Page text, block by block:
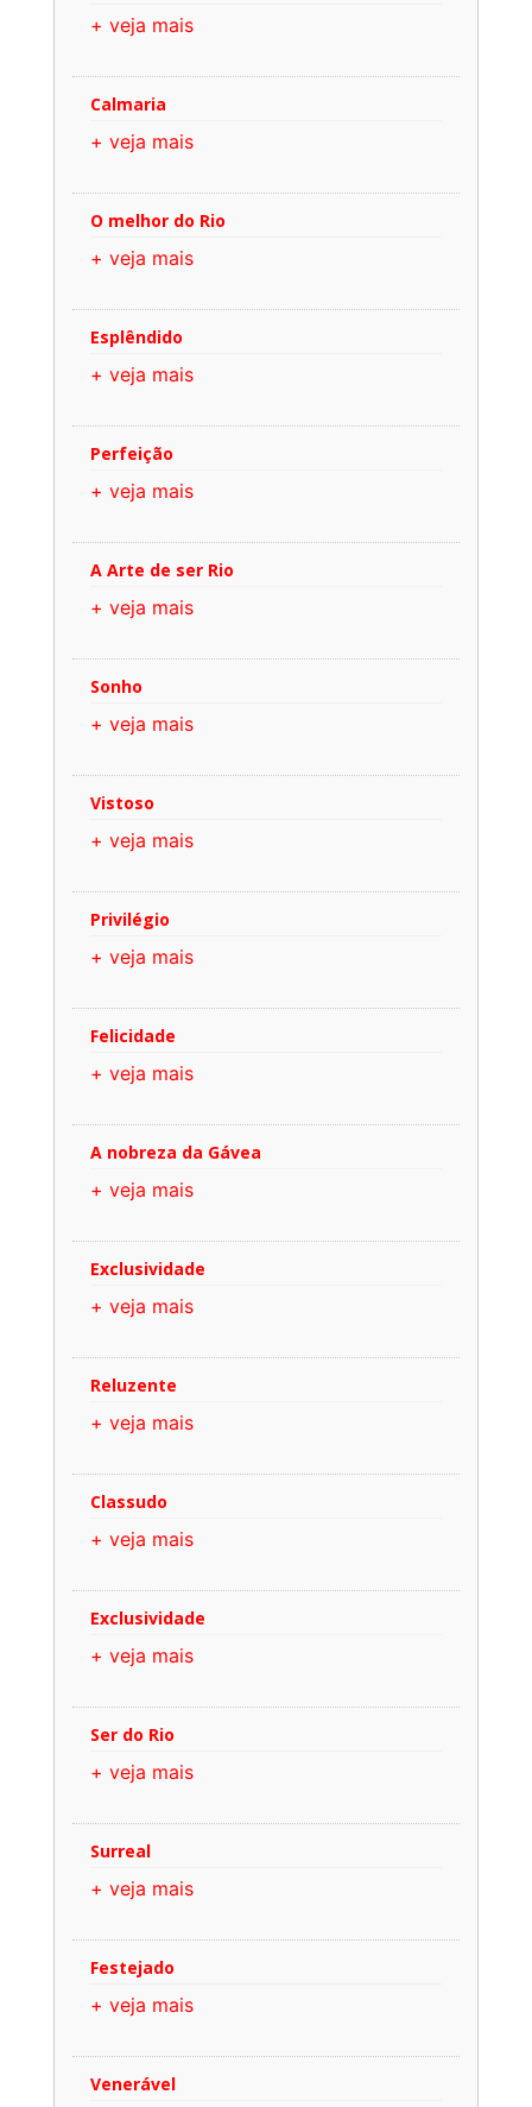
+ veja mais
Calmaria
+ veja mais
O melhor do Rio
+ veja mais
Esplêndido
+ veja mais
Perfeição
+ veja mais
A Arte de ser Rio
+ veja mais
Sonho
+ veja mais
Vistoso
+ veja mais
Privilégio
+ veja mais
Felicidade
+ veja mais
A nobreza da Gávea
+ veja mais
Exclusividade
+ veja mais
Reluzente
+ veja mais
Classudo
+ veja mais
Exclusividade
+ veja mais
Ser do Rio
+ veja mais
Surreal
+ veja mais
Festejado
+ veja mais
Venerável